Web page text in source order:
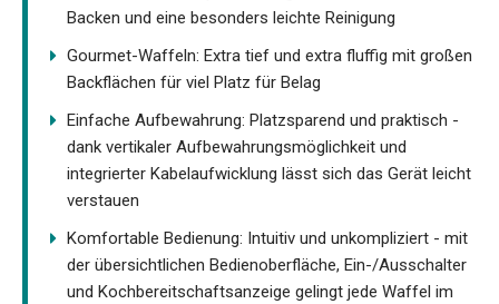
Backen und eine besonders leichte Reinigung
Gourmet-Waffeln: Extra tief und extra fluffig mit großen
Backflächen für viel Platz für Belag
Einfache Aufbewahrung: Platzsparend und praktisch -
dank vertikaler Aufbewahrungsmöglichkeit und
integrierter Kabelaufwicklung lässt sich das Gerät leicht
verstauen
Komfortable Bedienung: Intuitiv und unkompliziert - mit
der übersichtlichen Bedienoberfläche, Ein-/Ausschalter
und Kochbereitschaftsanzeige gelingt jede Waffel im